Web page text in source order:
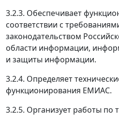
3.2.3. Обеспечивает
соответствии с
законодательством
области информации,
и защиты информации.
3.2.4. Определяет
функционирования ЕМИАС.
3.2.5. Организует работы по